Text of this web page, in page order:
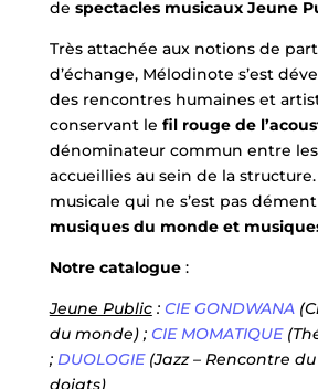
de spectacles musicaux Jeune
Très attachée aux notions de
d’échange, Mélodinote s’est
des rencontres humaines et
conservant le fil rouge de
dénominateur commun entre
accueillies au sein de la
musicale qui ne s’est pas
musiques du monde et
Notre catalogue :
Jeune Public: CIE GONDWANA
du monde) ; CIE MOMATIQUE
; DUOLOGIE(Jazz – Rencontre
doigts)